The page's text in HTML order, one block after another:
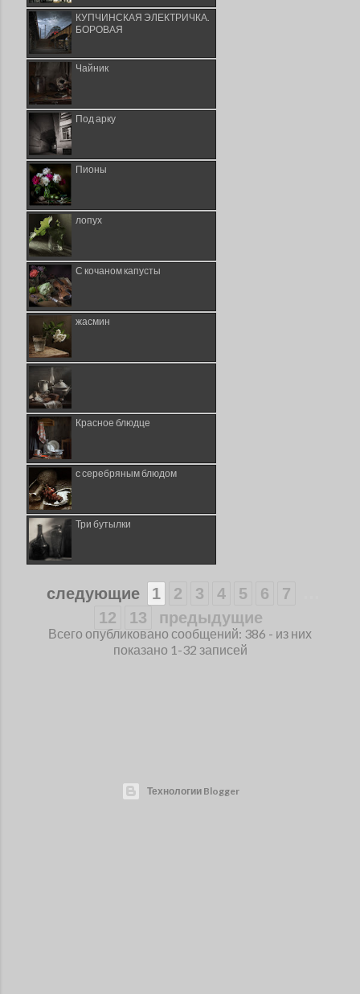
КУПЧИНСКАЯ ЭЛЕКТРИЧКА.
БОРОВАЯ
Чайник
Под арку
Пионы
лопух
С кочаном капусты
жасмин
Красное блюдце
с серебряным блюдом
Три бутылки
следующие 1 2 3 4 5 6 7
12 13 предыдущие
Всего опубликовано сообщений: 386 - из них
показано 1-32 записей
Технологии Blogger